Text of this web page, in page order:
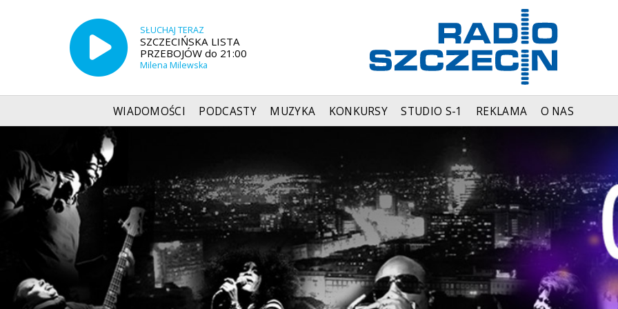
SŁUCHAJ TERAZ
SZCZECIŃSKA LISTA
PRZEBOJÓW do 21:00
Milena Milewska
WIADOMOŚCI PODCASTY MUZYKA KONKURSY STUDIO S-1 REKLAMA O NAS